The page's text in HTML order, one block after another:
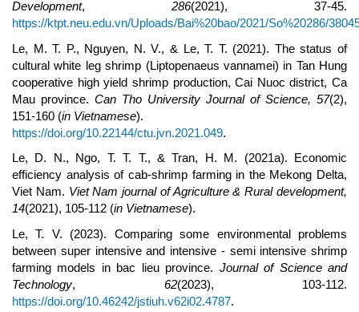
Development, 286(2021), 37-45.
https://ktpt.neu.edu.vn/Uploads/Bai%20bao/2021/So%20286/
Le, M. T. P., Nguyen, N. V., & Le, T. T. (2021). The status of
cultural white leg shrimp (Liptopenaeus vannamei) in Tan Hung
cooperative high yield shrimp production, Cai Nuoc district, Ca
Mau province. Can Tho University Journal of Science, 57(2),
151-160 (in Vietnamese).
https://doi.org/10.22144/ctu.jvn.2021.049.
Le, D. N., Ngo, T. T. T., & Tran, H. M. (2021a). Economic
efficiency analysis of cab-shrimp farming in the Mekong Delta,
Viet Nam. Viet Nam journal of Agriculture & Rural development,
14(2021), 105-112 (in Vietnamese).
Le, T. V. (2023). Comparing some environmental problems
between super intensive and intensive - semi intensive shrimp
farming models in bac lieu province. Journal of Science and
Technology, 62(2023), 103-112.
https://doi.org/10.46242/jstiuh.v62i02.4787.